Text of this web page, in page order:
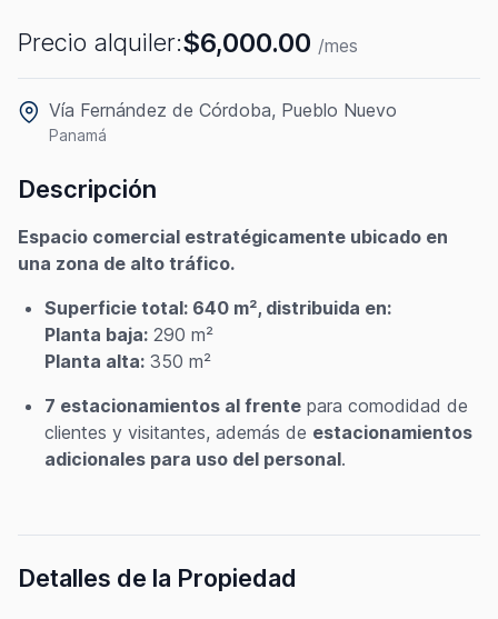
Precio alquiler:$6,000.00 /mes
Vía Fernández de Córdoba, Pueblo Nuevo
Panamá
Descripción
Espacio comercial estratégicamente ubicado en
una zona de alto tráfico.
Superficie total: 640 m², distribuida en:
Planta baja: 290 m²
Planta alta: 350 m²
7 estacionamientos al frente para comodidad de
clientes y visitantes, además de estacionamientos
adicionales para uso del personal.
Detalles de la Propiedad